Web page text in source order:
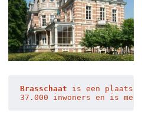
Brasschaat is een plaats
37.000 inwoners en is